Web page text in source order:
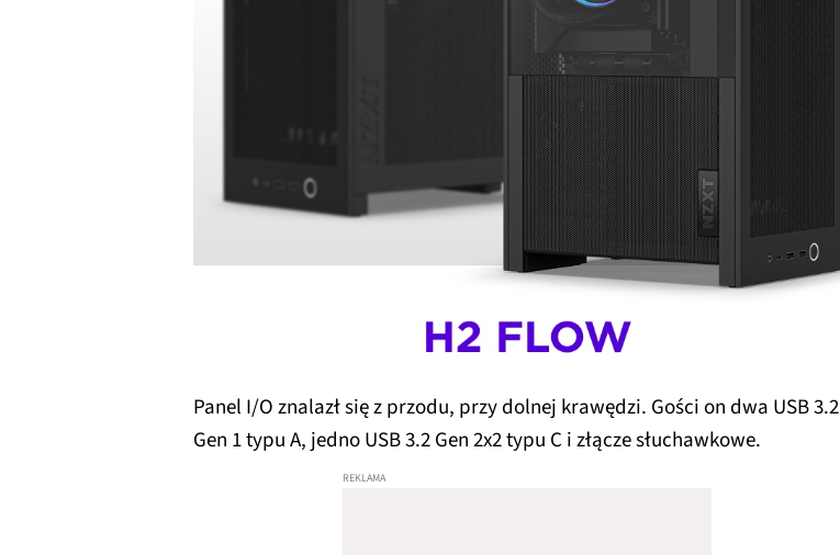
Panel I/O znalazł się z przodu, przy dolnej krawędzi. Gości on dwa USB 3.2
Gen 1 typu A, jedno USB 3.2 Gen 2x2 typu C i złącze słuchawkowe.